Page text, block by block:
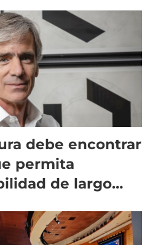
debe encontrar
permita
de largo